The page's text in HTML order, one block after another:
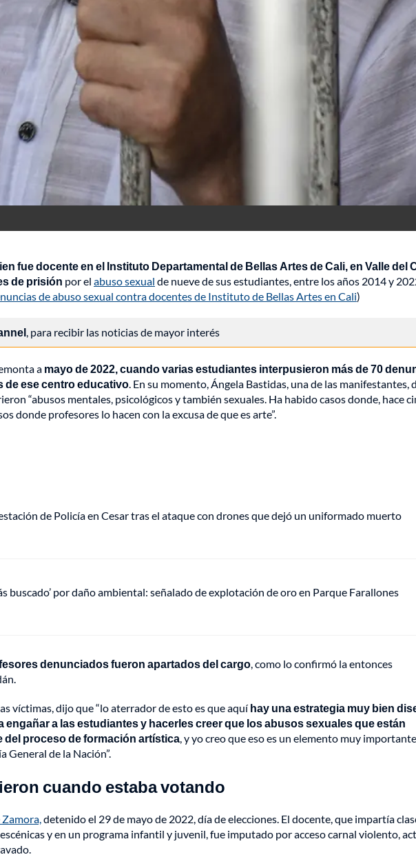
fue docente en el Instituto Departamental de Bellas Artes de Cali, en Valle del
de prisión por el abuso sexual de nueve de sus estudiantes, entre los años 2014 y
de abuso sexual contra docentes de Instituto de Bellas Artes en Cali)
, para recibir las noticias de mayor interés
a mayo de 2022, cuando varias estudiantes interpusieron más de 70
de ese centro educativo. En su momento, Ángela Bastidas, una de las manifestantes,
“abusos mentales, psicológicos y también sexuales. Ha habido casos donde, hace
donde profesores lo hacen con la excusa de que es arte”.
de Policía en Cesar tras el ataque con drones que dejó un uniformado muerto
buscado’ por daño ambiental: señalado de explotación de oro en Parque Farallones
denunciados fueron apartados del cargo, como lo confirmó la entonces
víctimas, dijo que “lo aterrador de esto es que aquí hay una estrategia muy bien
a las estudiantes y hacerles creer que los abusos sexuales que están
proceso de formación artística, y yo creo que eso es un elemento muy
General de la Nación”.
cuando estaba votando
detenido el 29 de mayo de 2022, día de elecciones. El docente, que impartía
y en un programa infantil y juvenil, fue imputado por acceso carnal violento,